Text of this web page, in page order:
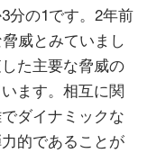
分の1です。2年前
威とみていまし
た主要な脅威の
ます。相互に関
ダイナミックな
的であることが